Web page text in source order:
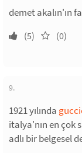
demet akalın'ın
(5) (0)
9.
1921 yılında
italya'nın en çok
adlı bir belgesel